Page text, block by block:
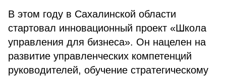
В этом году в Сахалинской области
стартовал инновационный проект «Школа
управления для бизнеса». Он нацелен на
развитие управленческих компетенций
руководителей, обучение стратегическому